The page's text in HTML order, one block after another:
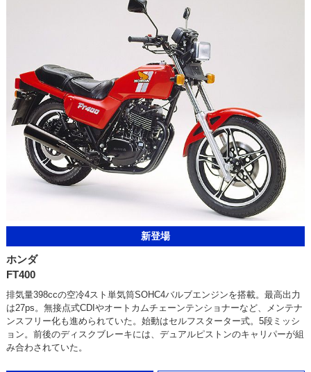
新登場
ホンダ
FT400
排気量398ccの空冷4スト単気筒SOHC4バルブエンジンを搭載。最高出力
は27ps。無接点式CDIやオートカムチェーンテンショナーなど、メンテナ
ンスフリー化も進められていた。始動はセルフスターター式。5段ミッシ
ョン。前後のディスクブレーキには、デュアルピストンのキャリパーが組
み合わされていた。